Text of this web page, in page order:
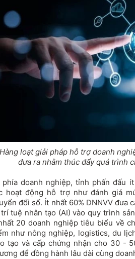
Hàng loạt giải pháp hỗ trợ doanh
đưa ra nhằm thúc đẩy quá trình
phía doanh nghiệp, tỉnh phấn đấu
hoạt động hỗ trợ như đánh giá
đổi số. Ít nhất 60% DNNVV đưa
tuệ nhân tạo (AI) vào quy trình
20 doanh nghiệp tiêu biểu về
như nông nghiệp, logistics, du
tạo và cấp chứng nhận cho 30 -
để đồng hành lâu dài cùng